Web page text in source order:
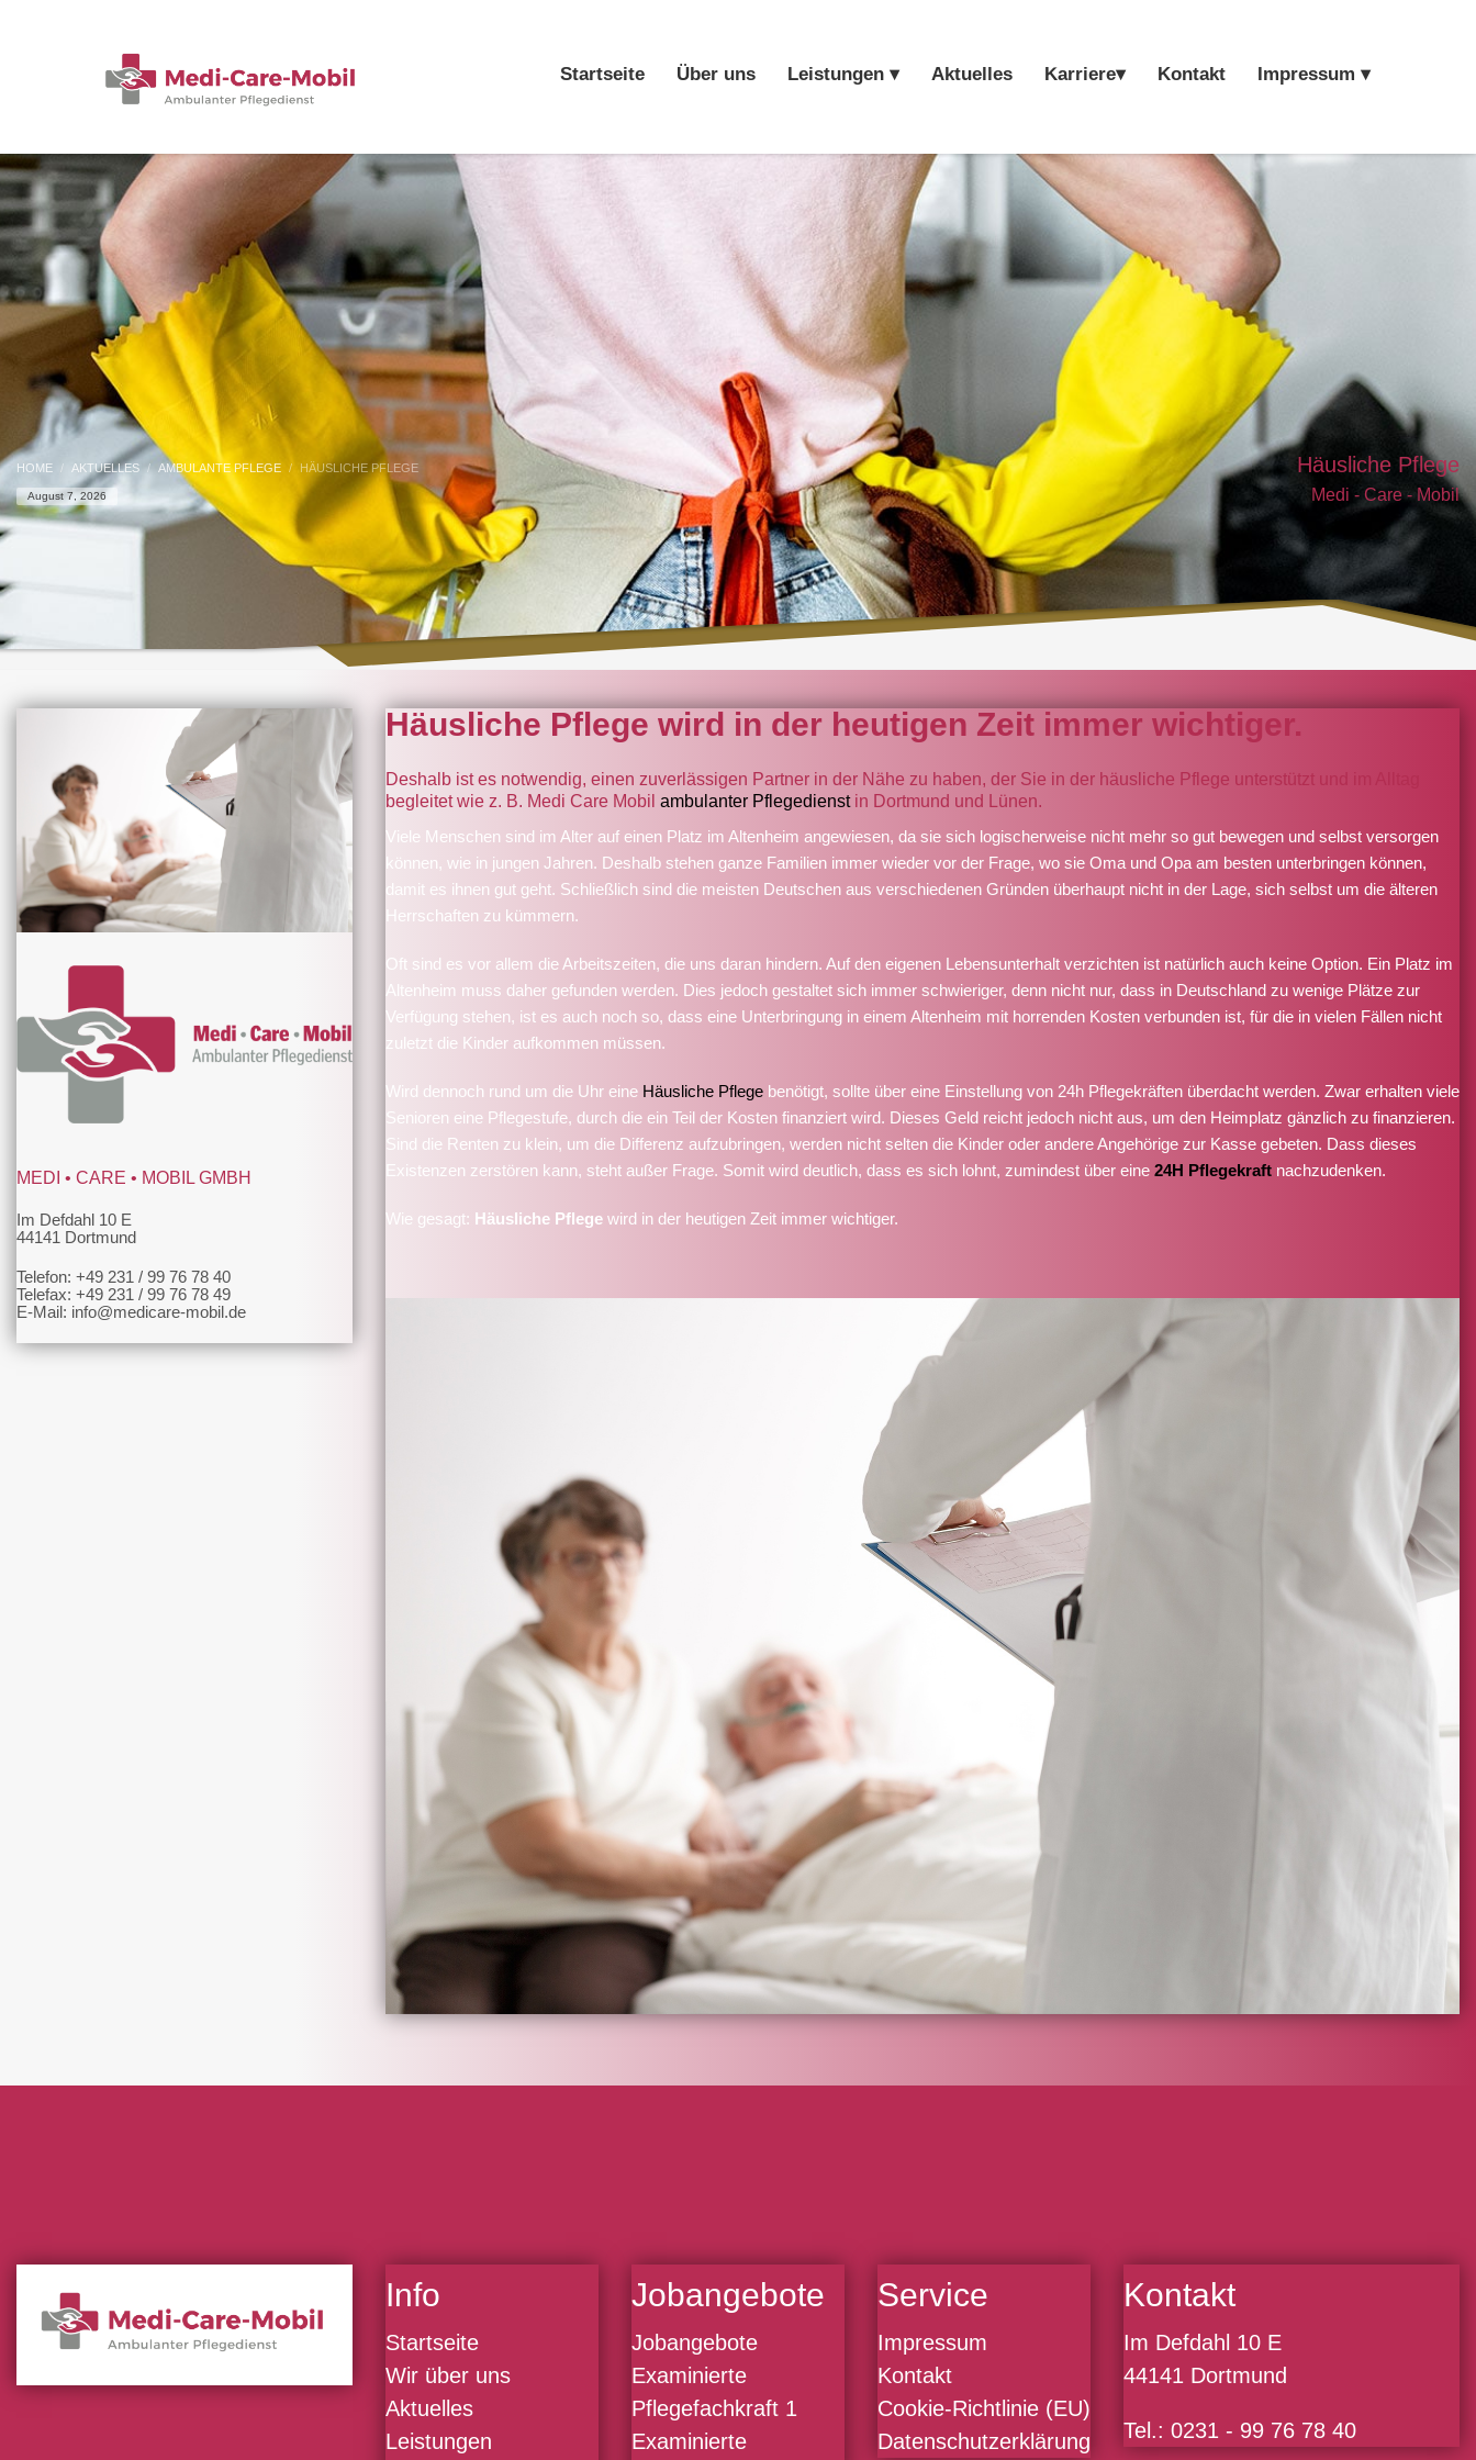
Startseite Über uns Leistungen ▾ Aktuelles Karriere▾ Kontakt Impressum ▾
HOME AKTUELLES AMBULANTE PFLEGE HÄUSLICHE PFLEGE
August 7, 2026
Häusliche Pflege
Medi - Care - Mobil
MEDI • CARE • MOBIL GMBH
Im Defdahl 10 E
44141 Dortmund
Telefon: +49 231 / 99 76 78 40
Telefax: +49 231 / 99 76 78 49
E-Mail: info@medicare-mobil.de
Häusliche Pflege wird in der heutigen Zeit immer wichtiger.
Deshalb ist es notwendig, einen zuverlässigen Partner in der Nähe zu haben, der Sie in der häusliche Pflege unterstützt und im Alltag
begleitet wie z. B. Medi Care Mobil ambulanter Pflegedienstin Dortmund und Lünen.
Viele Menschen sind im Alter auf einen Platz im Altenheim angewiesen, da sie sich logischerweise nicht mehr so gut bewegen und selbst versorgen
können, wie in jungen Jahren. Deshalb stehen ganze Familien immer wieder vor der Frage, wo sie Oma und Opa am besten unterbringen können,
damit es ihnen gut geht. Schließlich sind die meisten Deutschen aus verschiedenen Gründen überhaupt nicht in der Lage, sich selbst um die älteren
Herrschaften zu kümmern.
Oft sind es vor allem die Arbeitszeiten, die uns daran hindern. Auf den eigenen Lebensunterhalt verzichten ist natürlich auch keine Option. Ein Platz im
Altenheim muss daher gefunden werden. Dies jedoch gestaltet sich immer schwieriger, denn nicht nur, dass in Deutschland zu wenige Plätze zur
Verfügung stehen, ist es auch noch so, dass eine Unterbringung in einem Altenheim mit horrenden Kosten verbunden ist, für die in vielen Fällen nicht
zuletzt die Kinder aufkommen müssen.
Wird dennoch rund um die Uhr eine Häusliche Pflege benötigt, sollte über eine Einstellung von 24h Pflegekräften überdacht werden. Zwar erhalten viele
Senioren eine Pflegestufe, durch die ein Teil der Kosten finanziert wird. Dieses Geld reicht jedoch nicht aus, um den Heimplatz gänzlich zu finanzieren.
Sind die Renten zu klein, um die Differenz aufzubringen, werden nicht selten die Kinder oder andere Angehörige zur Kasse gebeten. Dass dieses
Existenzen zerstören kann, steht außer Frage. Somit wird deutlich, dass es sich lohnt, zumindest über eine 24H Pflegekraft nachzudenken.
Wie gesagt: Häusliche Pflege wird in der heutigen Zeit immer wichtiger.
Info
Startseite
Wir über uns
Aktuelles
Leistungen
Jobangebote
Jobangebote
Examinierte
Pflegefachkraft 1
Examinierte
Service
Impressum
Kontakt
Cookie-Richtlinie (EU)
Datenschutzerklärung
Kontakt
Im Defdahl 10 E
44141 Dortmund
Tel.: 0231 - 99 76 78 40